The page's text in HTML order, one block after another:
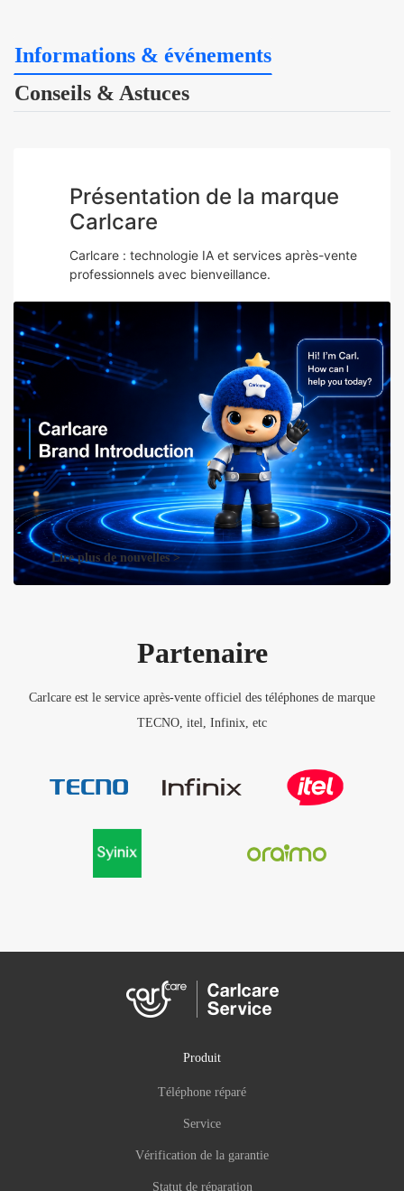
Informations & événements
Conseils & Astuces
Présentation de la marque
Carlcare
Carlcare : technologie IA et services après-vente
professionnels avec bienveillance.
Lire plus de nouvelles >
Partenaire
Carlcare est le service après-vente officiel des téléphones de marque
TECNO, itel, Infinix, etc
Produit
Téléphone réparé
Service
Vérification de la garantie
Statut de réparation